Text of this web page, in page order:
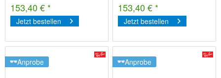
153,40 € *
Jetzt bestellen
153,40 € *
Jetzt bestellen
Anprobe Anprobe